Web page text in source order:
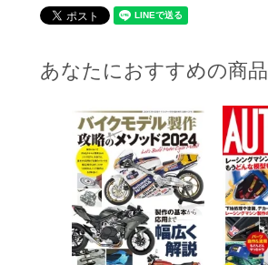
あなたにおすすめの商品